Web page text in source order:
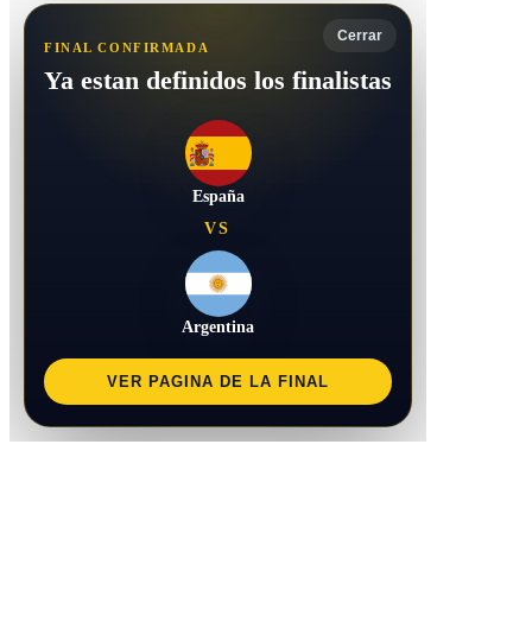
Cerrar
FINAL CONFIRMADA
Ya estan definidos los finalistas
España
VS
Argentina
VER PAGINA DE LA FINAL